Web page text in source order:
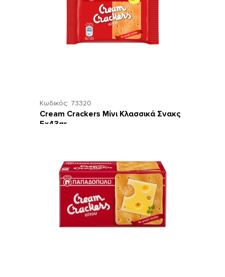
Κωδικός: 73320
Cream Crackers Μίνι Κλασσικά Σνακς
5x43gr